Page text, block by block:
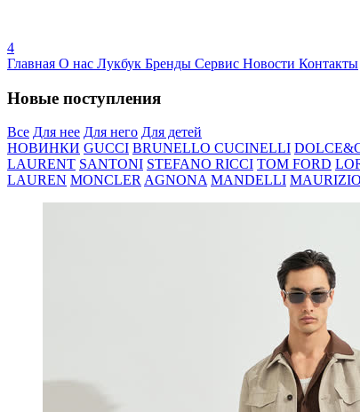
4
Главная О нас Лукбук Бренды Сервис Новости Контакты
Новые поступления
Все Для нее Для него Для детей
НОВИНКИ GUCCI BRUNELLO CUCINELLI
LAURENT SANTONI STEFANO RICCI TOM FORD
LAUREN MONCLERAGNONA MANDELLI